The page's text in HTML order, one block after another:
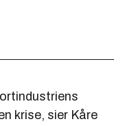
krise, sier Kåre